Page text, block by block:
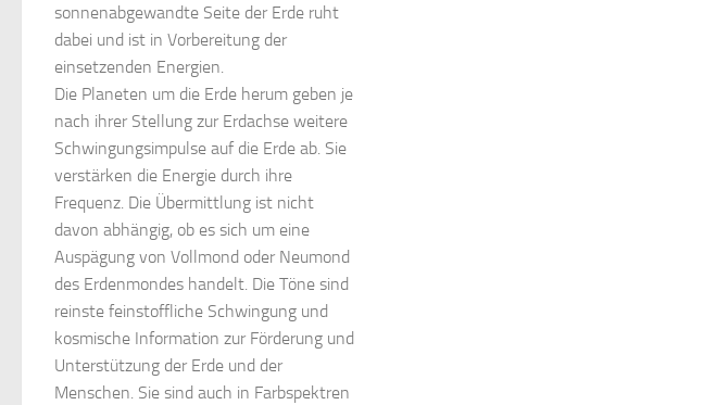
sonnenabgewandte Seite der Erde ruht
dabei und ist in Vorbereitung der
einsetzenden Energien.
Die Planeten um die Erde herum geben je
nach ihrer Stellung zur Erdachse weitere
Schwingungsimpulse auf die Erde ab. Sie
verstärken die Energie durch ihre
Frequenz. Die Übermittlung ist nicht
davon abhängig, ob es sich um eine
Auspägung von Vollmond oder Neumond
des Erdenmondes handelt. Die Töne sind
reinste feinstoffliche Schwingung und
kosmische Information zur Förderung und
Unterstützung der Erde und der
Menschen. Sie sind auch in Farbspektren